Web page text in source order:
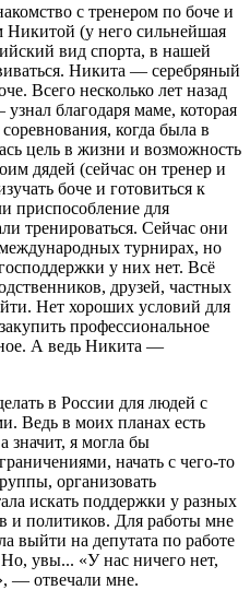
с тренером по боче и
Никитой (у него сильнейшая
вид спорта, в нашей
Никита — серебряный
Всего несколько лет назад
благодаря маме, которая
когда была в
цель в жизни и возможность
дядей (сейчас он тренер и
боче и готовиться к
приспособление для
тренироваться. Сейчас они
турнирах, но
у них нет. Всё
друзей, частных
Нет хороших условий для
профессиональное
А ведь Никита —
в России для людей с
Ведь в моих планах есть
значит, я могла бы
начать с чего-то
организовать
искать поддержки у разных
и политиков. Для работы мне
выйти на депутата по работе
увы... «У нас ничего нет,
— отвечали мне.